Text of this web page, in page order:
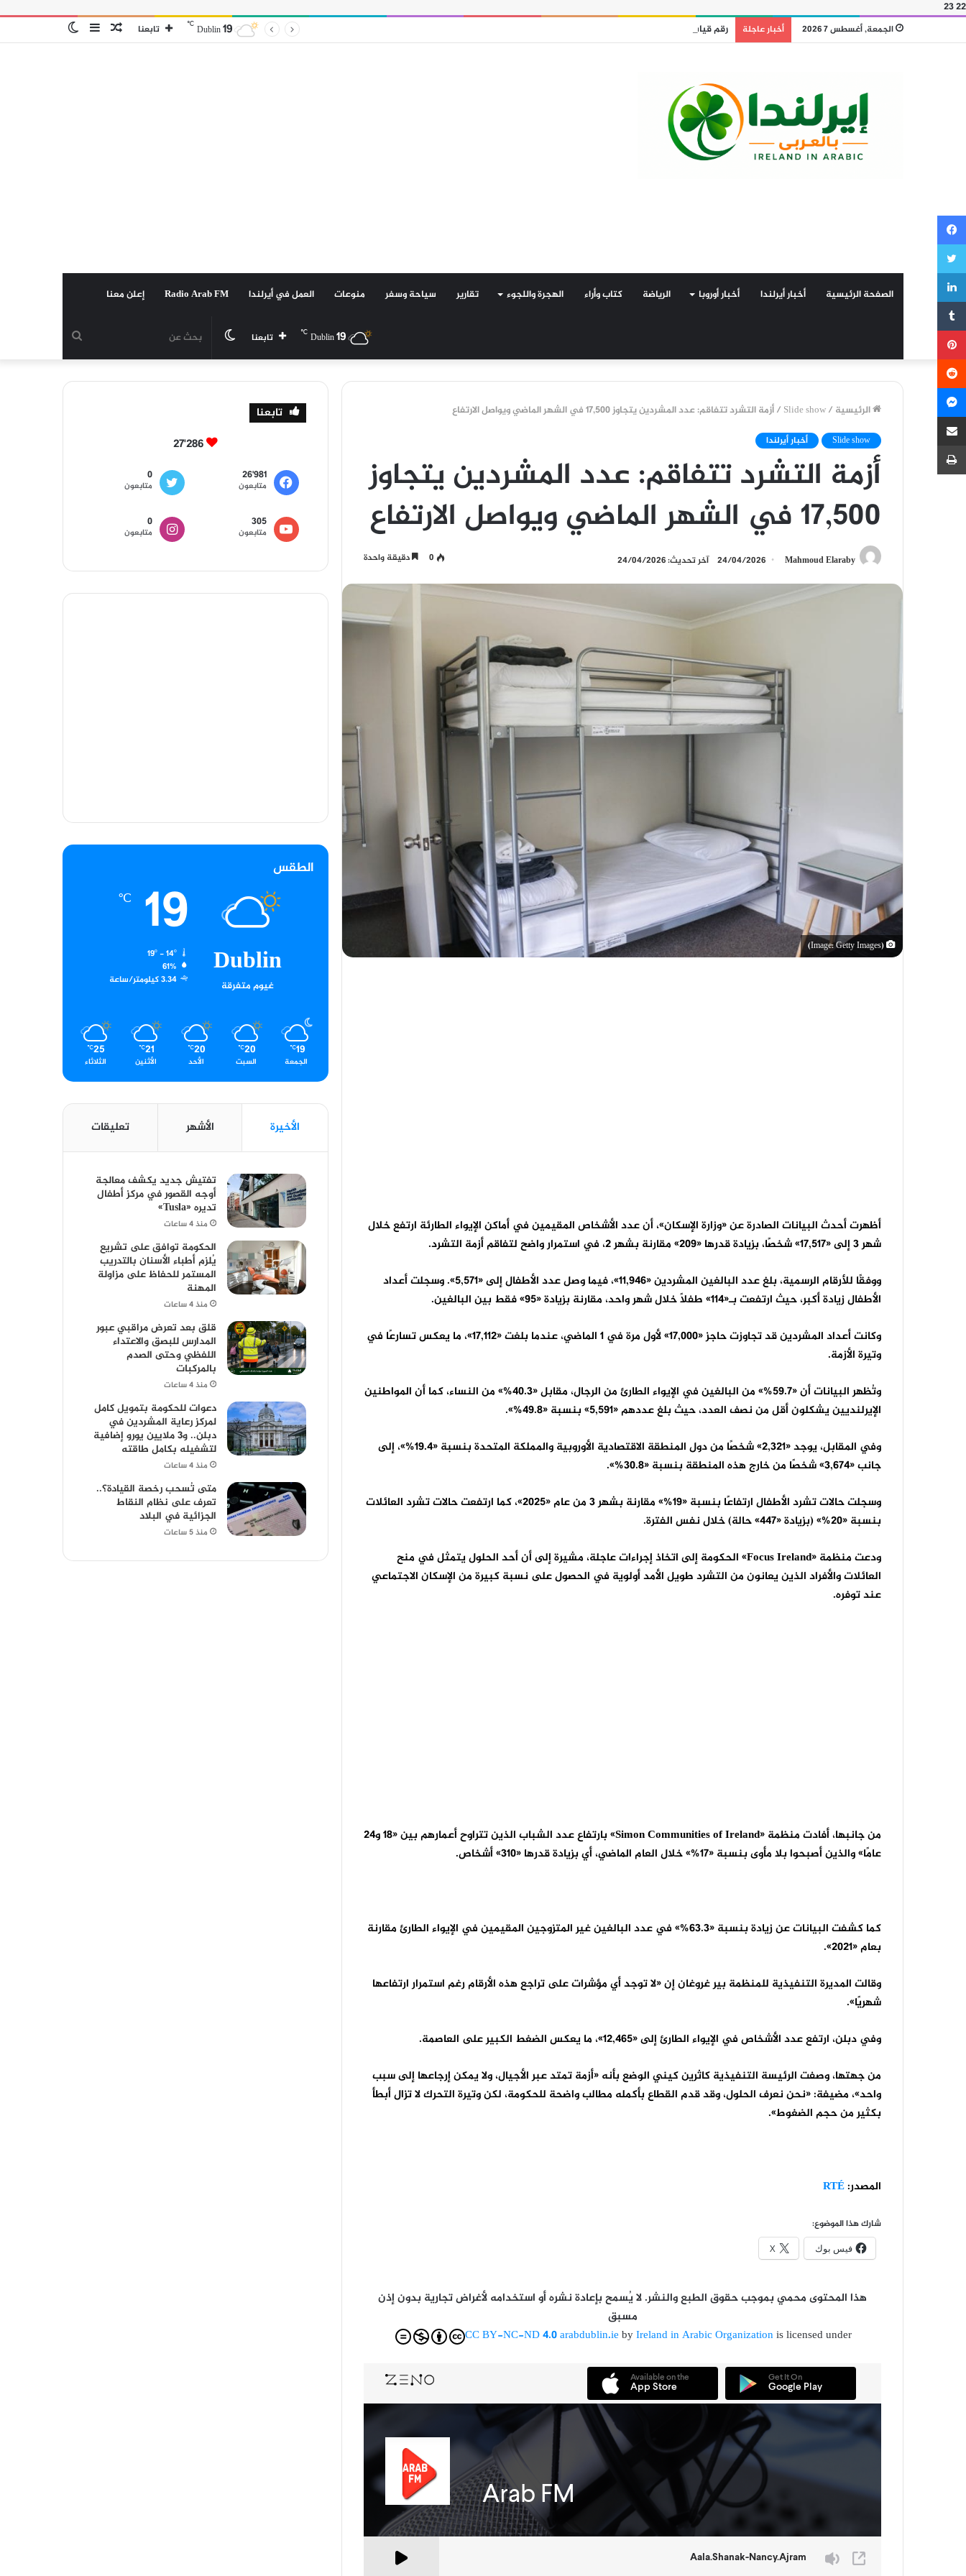
22
23
الجمعة, أغسطس 7 2026 أخبار عاجلة رقم قياسي جديد.. الإيرلنديون اقترضوا أكثر من 3 مليارات يورو في قروض شخصية خلال عام واحد
إضافة مقال
تابعنا Dublin19
℃
الصفحة الرئيسية أخبار أيرلندا أخبار أوروبا الرياضة كتاب وأراء الهجرة واللجوء تقارير سياحة وسفر منوعات العمل في أيرلندا Radio Arab FM إعلن معنا
عن
الوضع
المظلم
تابعنا Dublin19
℃
الرئيسية /
Slide show
/أزمة التشرد تتفاقم: عدد المشردين يتجاوز 17,500 في الشهر الماضي ويواصل الارتفاع
Slide show أخبار أيرلندا
أزمة التشرد تتفاقم: عدد المشردين يتجاوز
17,500 في الشهر الماضي ويواصل الارتفاع
Mahmoud Elaraby
24/04/2026 آخر تحديث: 24/04/2026 0 دقيقة واحدة
(Image: Getty Images)
أظهرت أحدث البيانات الصادرة عن «وزارة الإسكان»، أن عدد الأشخاص المقيمين في أماكن الإيواء الطارئة ارتفع خلال
شهر 3 إلى «17,517» شخصًا، بزيادة قدرها «209» مقارنة بشهر 2، في استمرار واضح لتفاقم أزمة التشرد.
ووفقًا للأرقام الرسمية، بلغ عدد البالغين المشردين «11,946»، فيما وصل عدد الأطفال إلى «5,571». وسجلت أعداد
الأطفال زيادة أكبر، حيث ارتفعت بـ«114» طفلًا خلال شهر واحد، مقارنة بزيادة «95» فقط بين البالغين.
وكانت أعداد المشردين قد تجاوزت حاجز «17,000» لأول مرة في 1 الماضي، عندما بلغت «17,112»، ما يعكس تسارعًا في
وتيرة الأزمة.
وتُظهر البيانات أن «59.7%» من البالغين في الإيواء الطارئ من الرجال، مقابل «40.3%» من النساء، كما أن المواطنين
الإيرلنديين يشكلون أقل من نصف العدد، حيث بلغ عددهم «5,591» بنسبة «49.8%».
وفي المقابل، يوجد «2,321» شخصًا من دول المنطقة الاقتصادية الأوروبية والمملكة المتحدة بنسبة «19.4%»، إلى
جانب «3,674» شخصًا من خارج هذه المنطقة بنسبة «30.8%».
وسجلت حالات تشرد الأطفال ارتفاعًا بنسبة «19%» مقارنة بشهر 3 من عام «2025»، كما ارتفعت حالات تشرد العائلات
بنسبة «20%» (بزيادة «447» حالة) خلال نفس الفترة.
ودعت منظمة «Focus Ireland» الحكومة إلى اتخاذ إجراءات عاجلة، مشيرة إلى أن أحد الحلول يتمثل في منح
العائلات والأفراد الذين يعانون من التشرد طويل الأمد أولوية في الحصول على نسبة كبيرة من الإسكان الاجتماعي
عند توفره.
من جانبها، أفادت منظمة «Simon Communities of Ireland
» بارتفاع عدد الشباب الذين تتراوح أعمارهم بين «18 و24
عامًا» والذين أصبحوا بلا مأوى بنسبة «17%» خلال العام الماضي، أي بزيادة قدرها «310» أشخاص.
كما كشفت البيانات عن زيادة بنسبة «63.3%» في عدد البالغين غير المتزوجين المقيمين في الإيواء الطارئ مقارنة
بعام «2021».
وقالت المديرة التنفيذية للمنظمة بير غروغان إن «لا توجد أي مؤشرات على تراجع هذه الأرقام رغم استمرار ارتفاعها
شهريًا».
وفي دبلن، ارتفع عدد الأشخاص في الإيواء الطارئ إلى «12,465»، ما يعكس الضغط الكبير على العاصمة.
من جهتها، وصفت الرئيسة التنفيذية كاثرين كيني الوضع بأنه «أزمة تمتد عبر الأجيال، ولا يمكن إرجاعها إلى سبب
واحد»، مضيفة: «نحن نعرف الحلول، وقد قدم القطاع بأكمله مطالب واضحة للحكومة، لكن وتيرة التحرك لا تزال أبطأ
بكثير من حجم الضغوط».
المصدر:RTÉ
شارك هذا الموضوع:
فيس بوك X
هذا المحتوى محمي بموجب حقوق الطبع والنشر. لا يُسمح بإعادة نشره أو استخدامه لأغراض تجارية بدون إذن
مسبق
arabdublin.ie byIreland in Arabic Organizationis licensed under
CC BY-NC-ND 4.0
تابعنا
27٬286
26٬981
متابعون
0
متابعون
305
متابعون
0
متابعون
الطقس
Dublin
غيوم متفرقة
19
℃
19º - 14º
61%
3.34 كيلومتر/ساعة
19
℃
الجمعة
20
℃
السبت
20
℃
الأحد
21
℃
الأثنين
25
℃
الثلاثاء
الأخيرة الأشهر تعليقات
تفتيش جديد يكشف معالجة
أوجه القصور في مركز أطفال
تديره «Tusla»
منذ 4 ساعات
الحكومة توافق على تشريع
يُلزم أطباء الأسنان بالتدريب
المستمر للحفاظ على مزاولة
المهنة
منذ 4 ساعات
قلق بعد تعرض مراقبي عبور
المدارس للبصق والاعتداء
اللفظي وحتى الصدم
بالمركبات
منذ 4 ساعات
دعوات للحكومة بتمويل كامل
لمركز رعاية المشردين في
دبلن.. و3 ملايين يورو إضافية
لتشغيله بكامل طاقته
منذ 4 ساعات
متى تُسحب رخصة القيادة؟..
تعرف على نظام النقاط
الجزائية في البلاد
منذ 5 ساعات